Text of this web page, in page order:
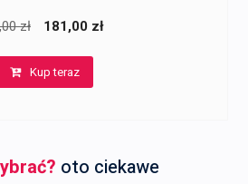
zł
Pierwotna
wynosiła:
181,00 zł
Kup teraz
oto ciekawe